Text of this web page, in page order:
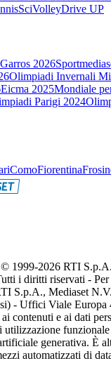
SciVolleyDrive UP
2026
Olimpiadi Invernali
Eicma 2025Mondiale
Parigi 2024
ComoFiorentina
1999-2026 RTI
i diritti riservati -
S.p.A., Mediaset
- Uffici Viale
contenuti e ai dati
funzionale
generativa. È
automatizzati di